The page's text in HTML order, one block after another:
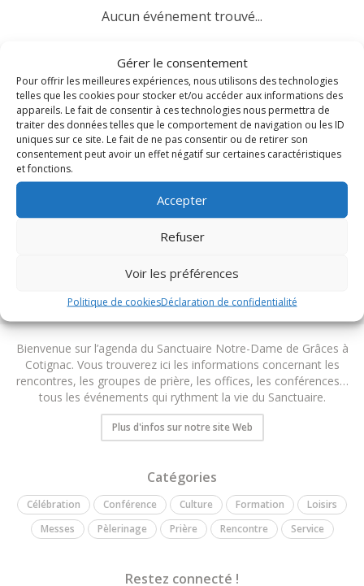
Gérer le consentement
Pour offrir les meilleures expériences, nous utilisons des technologies
telles que les cookies pour stocker et/ou accéder aux informations des
appareils. Le fait de consentir à ces technologies nous permettra de
traiter des données telles que le comportement de navigation ou les ID
uniques sur ce site. Le fait de ne pas consentir ou de retirer son
consentement peut avoir un effet négatif sur certaines caractéristiques
et fonctions.
Accepter
Refuser
Voir les préférences
Politique de cookiesDéclaration de confidentialité
Aucun événement trouvé...
Agenda du diocèse
Demander une mise à jour
TOUS LES ÉVÉNEMENTS DU DIOCÈSE
Bienvenue sur l’agenda du Sanctuaire Notre-Dame de Grâces à
Cotignac. Vous trouverez ici les informations concernant les
rencontres, les groupes de prière, les offices, les conférences…
tous les événements qui rythment la vie du Sanctuaire.
Plus d'infos sur notre site Web
Catégories
Célébration Conférence Culture Formation
Loisirs
Messes
Pèlerinage Prière Rencontre Service
Restez connecté !